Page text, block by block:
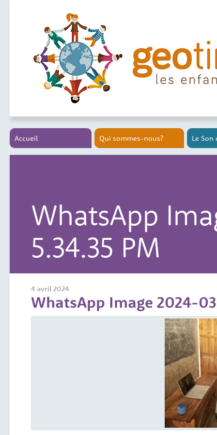
Accueil Qui sommes-nous? Le Son
WhatsApp
5.34.35 PM
4 avril 2024
WhatsApp Image 2024-